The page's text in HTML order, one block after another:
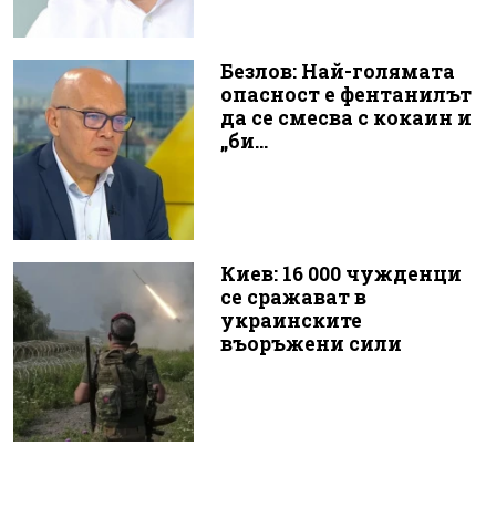
Безлов: Най-голямата
опасност е фентанилът
да се смесва с кокаин и
„би...
Киев: 16 000 чужденци
се сражават в
украинските
въоръжени сили